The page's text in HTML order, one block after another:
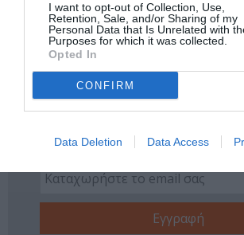
I want to opt-out of Collection, Use,
Retention, Sale, and/or Sharing of my
Personal Data that Is Unrelated with
Purposes for which it was collected.
Opted In
CONFIRM
Data Deletion Data Access
Tags
ΣΑΚΗΣ ΣΕΡΕΦΑΣ
Newsletter
την Τέχνη και τον Πολιτισμό!